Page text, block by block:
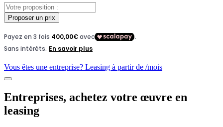
Proposer un prix
Vous êtes une entreprise? Leasing à partir de /mois
Entreprises, achetez votre œuvre en
leasing